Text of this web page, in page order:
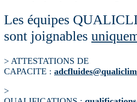
Les équipes
sont joignables
> ATTESTATIONS DE
CAPACITE : @sediulfcda
>